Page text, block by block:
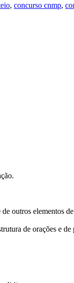
, concurso cnmp,
outros elementos
de orações e